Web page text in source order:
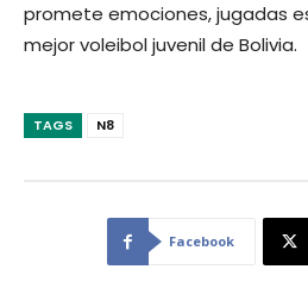
promete emociones, jugadas
mejor voleibol juvenil de Bolivia.
TAGS N8
Facebook